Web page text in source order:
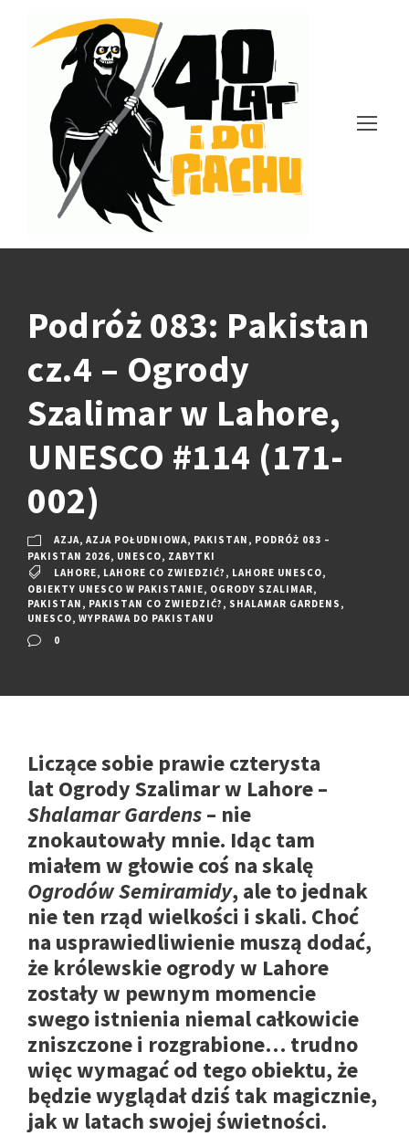
Podróż 083: Pakistan
cz.4 – Ogrody
Szalimar w Lahore,
UNESCO #114 (171-
002)
AZJA, AZJA POŁUDNIOWA, PAKISTAN , PODRÓŻ 083 –
PAKISTAN 2026, UNESCO, ZABYTKI
LAHORE, LAHORE CO ZWIEDZIĆ? , LAHORE UNESCO,
OBIEKTY UNESCO W PAKISTANIE, OGRODY SZALIMAR,
PAKISTAN , PAKISTAN CO ZWIEDZIĆ? , SHALAMAR GARDENS ,
UNESCO, WYPRAWA DO PAKISTANU
0
Liczące sobie prawie czterysta
lat Ogrody Szalimar w Lahore –
Shalamar Gardens– nie
znokautowały mnie. Idąc tam
miałem w głowie coś na skalę
Ogrodów Semiramidy, ale to jednak
nie ten rząd wielkości i skali. Choć
na usprawiedliwienie muszą dodać,
że królewskie ogrody w Lahore
zostały w pewnym momencie
swego istnienia niemal całkowicie
zniszczone i rozgrabione… trudno
więc wymagać od tego obiektu, że
będzie wyglądał dziś tak magicznie,
jak w latach swojej świetności.